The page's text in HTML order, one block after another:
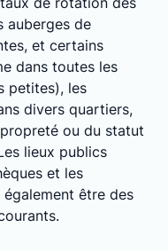
auberges de
et certains
dans toutes les
petites), les
divers quartiers,
ou du statut
lieux publics
et les
être des